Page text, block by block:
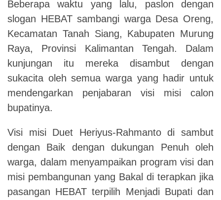
Beberapa waktu yang lalu, paslon dengan
slogan HEBAT sambangi warga Desa Oreng,
Kecamatan Tanah Siang, Kabupaten Murung
Raya, Provinsi Kalimantan Tengah. Dalam
kunjungan itu mereka disambut dengan
sukacita oleh semua warga yang hadir untuk
mendengarkan penjabaran visi misi calon
bupatinya.
Visi misi Duet Heriyus-Rahmanto di sambut
dengan Baik dengan dukungan Penuh oleh
warga, dalam menyampaikan program visi dan
misi pembangunan yang Bakal di terapkan jika
pasangan HEBAT terpilih Menjadi Bupati dan